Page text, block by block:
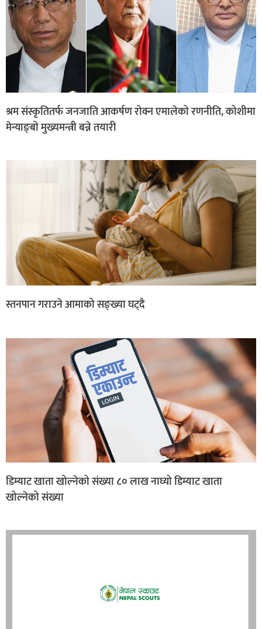
श्रम संस्कृतितर्फ जनजाति आकर्षण रोक्न एमालेको रणनीति, कोशीमा
मेन्याङ्बो मुख्यमन्त्री बन्ने तयारी
स्तनपान गराउने आमाको सङ्ख्या घट्दै
डिम्याट खाता खोल्नेको संख्या ८० लाख नाघ्यो डिम्याट खाता
खोल्नेको संख्या